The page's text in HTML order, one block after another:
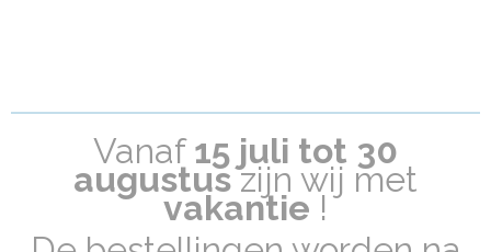
Vanaf15 juli tot 30
augustuszijn wij met
vakantie !